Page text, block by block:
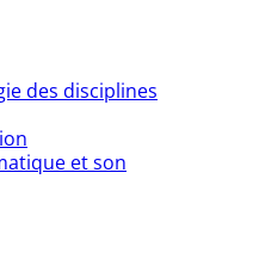
des disciplines
et son